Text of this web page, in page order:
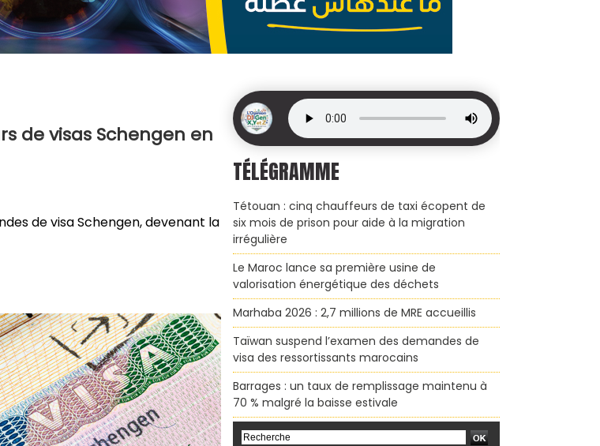
de visas Schengen en
de visa Schengen, devenant la
TÉLÉGRAMME
Tétouan : cinq chauffeurs de taxi écopent de
six mois de prison pour aide à la migration
irrégulière
Le Maroc lance sa première usine de
valorisation énergétique des déchets
Marhaba 2026 : 2,7 millions de MRE accueillis
Taïwan suspend l’examen des demandes de
visa des ressortissants marocains
Barrages : un taux de remplissage maintenu à
70 % malgré la baisse estivale